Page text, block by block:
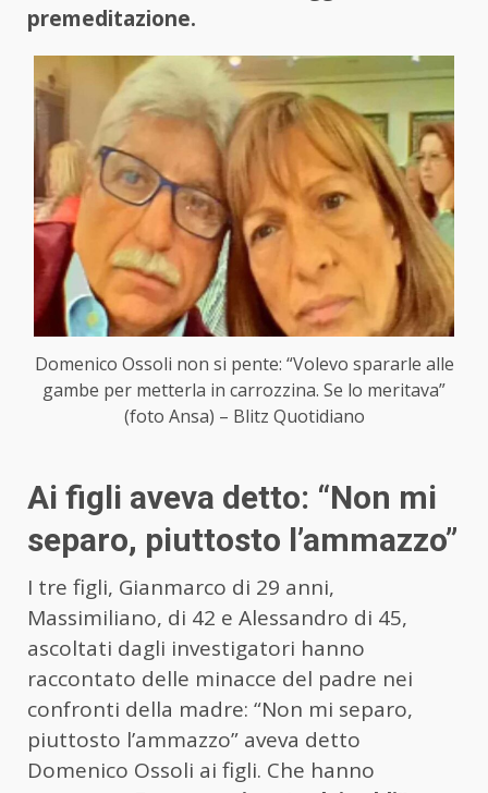
premeditazione.
Domenico Ossoli non si pente: “Volevo spararle alle
gambe per metterla in carrozzina. Se lo meritava”
(foto Ansa) – Blitz Quotidiano
Ai figli aveva detto: “Non mi
separo, piuttosto l’ammazzo”
I tre figli, Gianmarco di 29 anni,
Massimiliano, di 42 e Alessandro di 45,
ascoltati dagli investigatori hanno
raccontato delle minacce del padre nei
confronti della madre: “Non mi separo,
piuttosto l’ammazzo” aveva detto
Domenico Ossoli ai figli. Che hanno